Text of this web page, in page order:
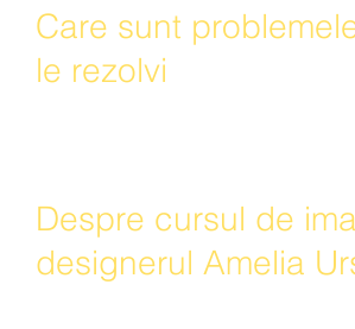
Care sunt
le rezolvi
Despre cursul de
designerul Amelia